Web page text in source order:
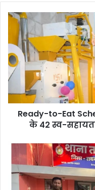
Ready-
Scheme
:
कुपोषण
से
जंग…!
6
जिलों
स्व-
सहायता
समूह
बनाएंगे
पोषण
Ready-to-Eat
के 42 स्व-
Crime
News
:-
थाना
तमनार